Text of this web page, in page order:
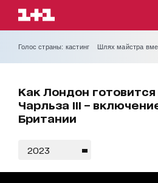
Голос страны: кастинг Шлях майстра
Как Лондон
Чарльза ІІІ –
Британии
2023